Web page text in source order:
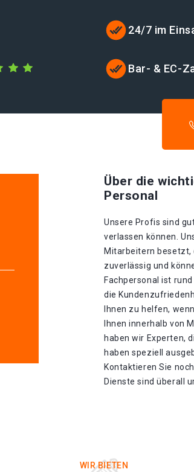
24/7 im
Bar- & EC-
Über die
Personal
Unsere Profis sind
verlassen können.
Mitarbeitern besetzt,
zuverlässig und
Fachpersonal ist
die
Ihnen zu helfen,
Ihnen innerhalb von
haben wir Experten,
haben speziell
Kontaktieren Sie
Dienste sind überall
WIR BIETEN